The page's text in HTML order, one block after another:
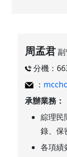
周孟君
分機：
：
承辦業務：
綜理民
錄、保
各項績